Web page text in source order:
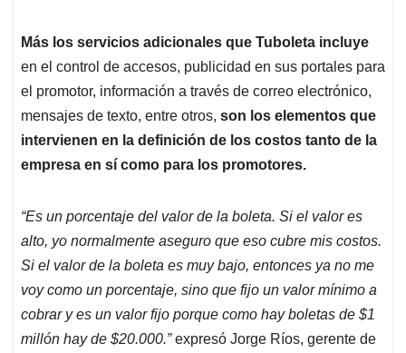
Más los servicios adicionales que Tuboleta incluye
en el control de accesos, publicidad en sus portales para
el promotor, información a través de correo electrónico,
mensajes de texto, entre otros, son los elementos que
intervienen en la definición de los costos tanto de la
empresa en sí como para los promotores.
“Es un porcentaje del valor de la boleta. Si el valor es
alto, yo normalmente aseguro que eso cubre mis costos.
Si el valor de la boleta es muy bajo, entonces ya no me
voy como un porcentaje, sino que fijo un valor mínimo a
cobrar y es un valor fijo porque como hay boletas de $1
millón hay de $20.000.”expresó Jorge Ríos, gerente de